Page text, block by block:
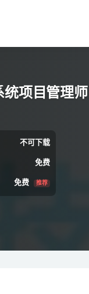
项目管理
不可下载
免费
免费 推荐